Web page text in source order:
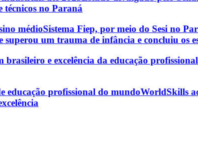
técnicos no Paraná
médioSistema Fiep, por meio do Sesi no
um trauma de infância e concluiu os
brasileiro e excelência da educação
educação profissional do mundoWorldSkills